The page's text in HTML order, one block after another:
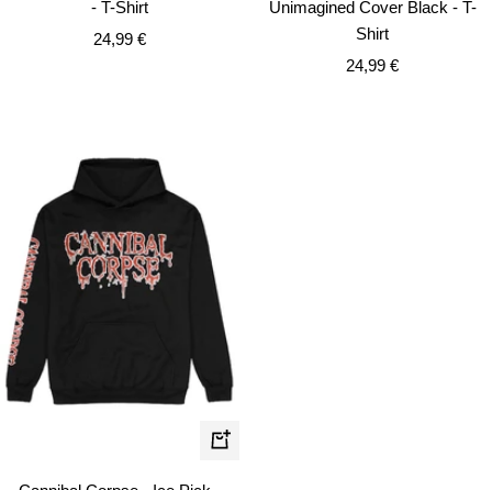
- T-Shirt
Angebotspreis
24,99 €
Unimagined Cover Black - T-
Shirt
Angebotspreis
24,99 €
Schnellansicht